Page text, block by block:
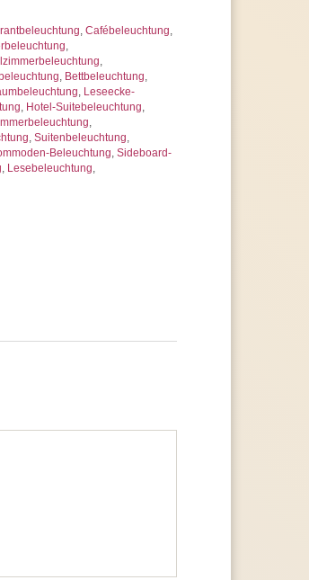
, Cafébeleuchtung,
,
,
, Bettbeleuchtung,
, Leseecke-
, Hotel-Suitebeleuchtung,
,
, Suitenbeleuchtung,
Beleuchtung, Sideboard-
, Lesebeleuchtung,